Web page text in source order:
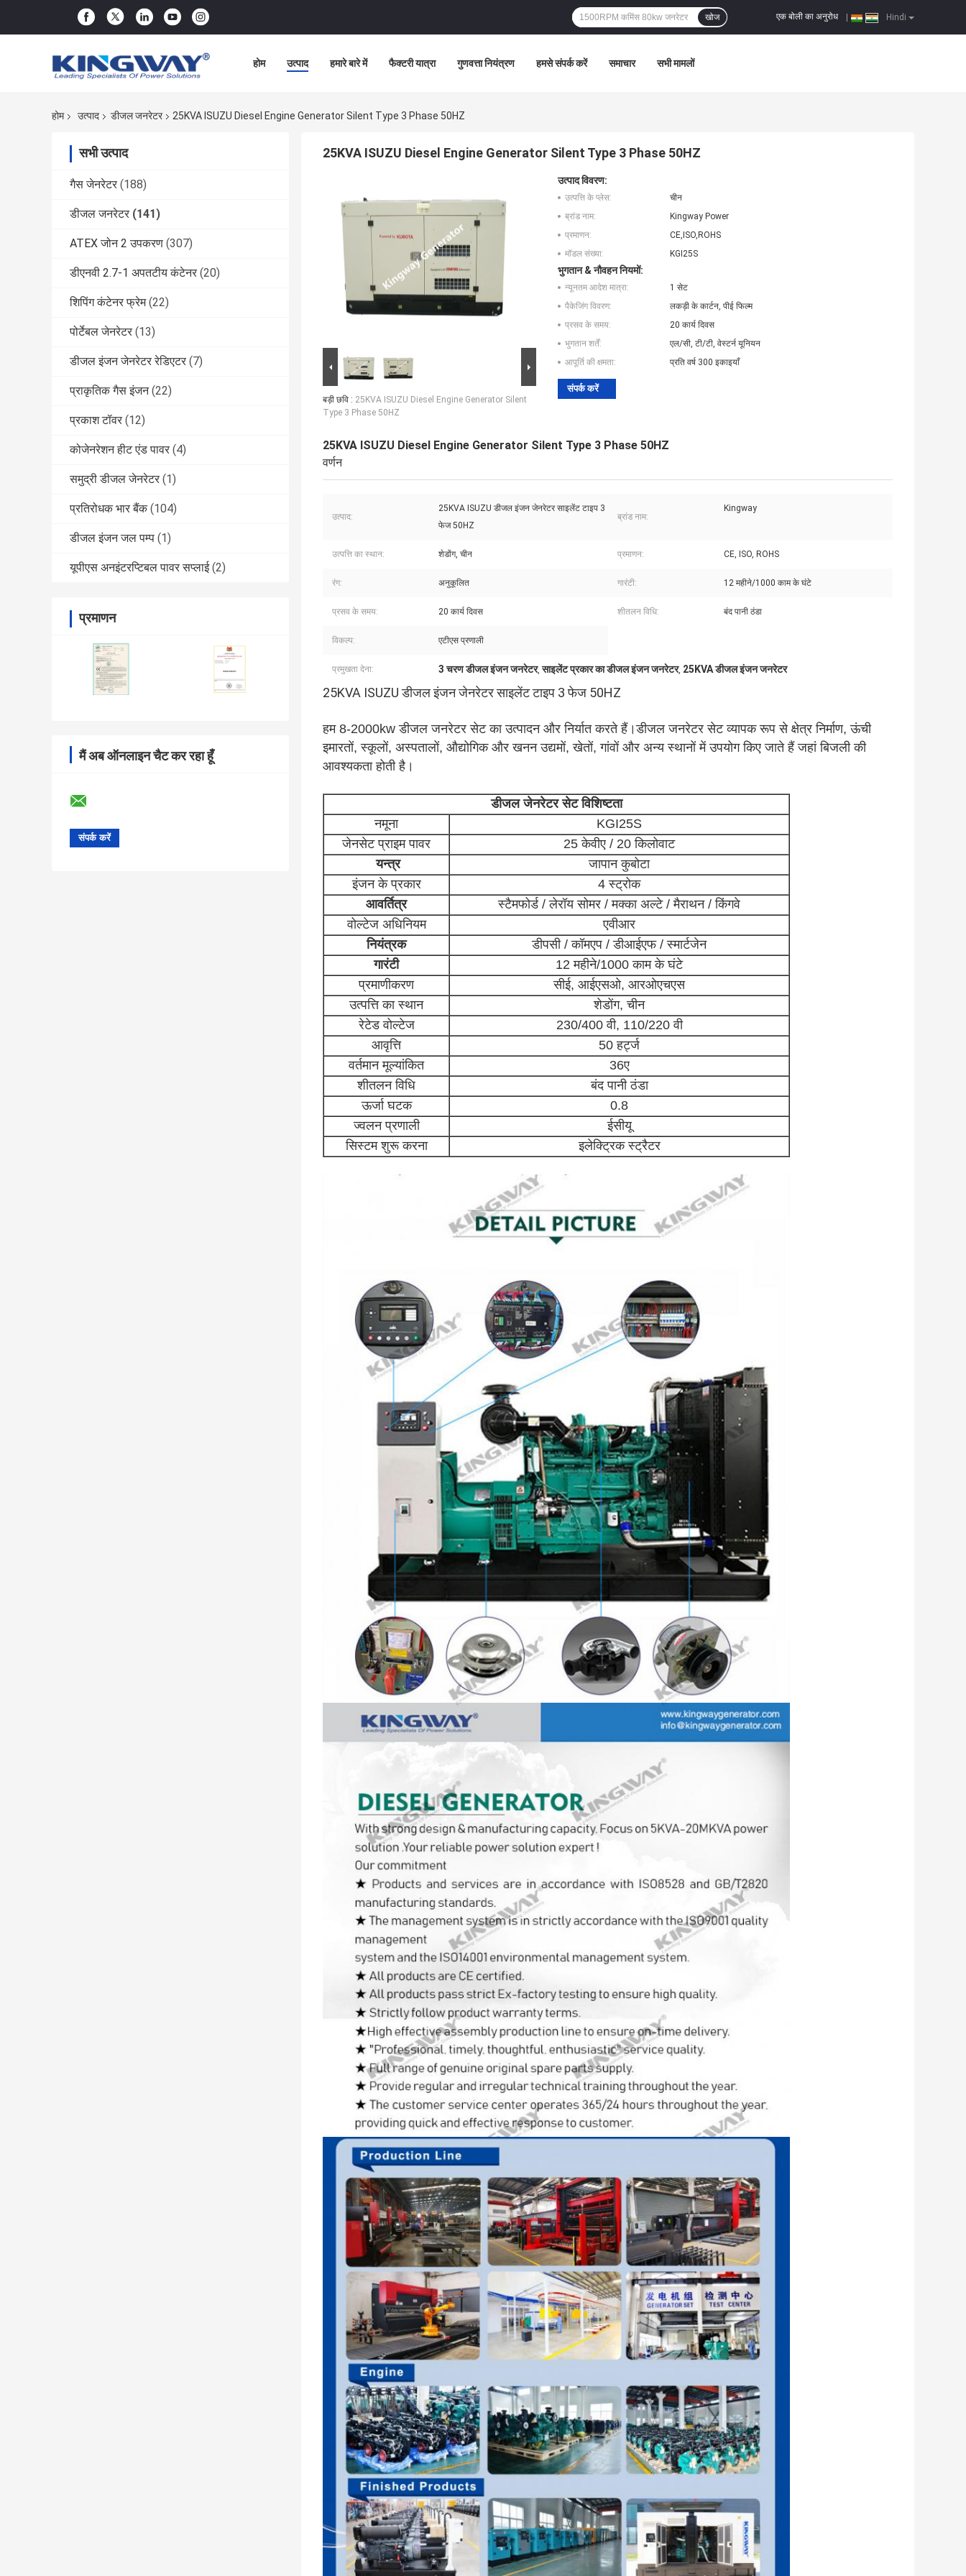
Hindi
एक बोली का अनुरोध
खोज
होम उत्पाद हमारे बारे में फैक्टरी यात्रा गुणवत्ता नियंत्रण हमसे संपर्क करें समाचार सभी मामलों
होम उत्पाद डीजल जनरेटर 25KVA ISUZU Diesel Engine Generator Silent Type 3 Phase 50HZ
सभी उत्पाद
गैस जेनरेटर (188)
डीजल जनरेटर (141)
ATEX जोन 2 उपकरण (307)
डीएनवी 2.7-1 अपतटीय कंटेनर (20)
शिपिंग कंटेनर फ्रेम (22)
पोर्टेबल जेनरेटर (13)
डीजल इंजन जेनरेटर रेडिएटर (7)
प्राकृतिक गैस इंजन (22)
प्रकाश टॉवर (12)
कोजेनरेशन हीट एंड पावर (4)
समुद्री डीजल जेनरेटर (1)
प्रतिरोधक भार बैंक (104)
डीजल इंजन जल पम्प (1)
यूपीएस अनइंटरप्टिबल पावर सप्लाई (2)
प्रमाणन
मैं अब ऑनलाइन चैट कर रहा हूँ
25KVA ISUZU Diesel Engine Generator Silent Type 3 Phase 50HZ
बड़ी छवि : 25KVA ISUZU Diesel Engine Generator Silent
Type 3 Phase 50HZ
उत्पाद विवरण:
उत्पत्ति के प्लेस:
चीन
ब्रांड नाम:
Kingway Power
प्रमाणन:
CE,ISO,ROHS
मॉडल संख्या:
KGI25S
भुगतान & नौवहन नियमों:
न्यूनतम आदेश मात्रा:
1 सेट
पैकेजिंग विवरण:
लकड़ी के कार्टन, पीई फिल्म
प्रसव के समय:
20 कार्य दिवस
भुगतान शर्तें:
एल/सी, टी/टी, वेस्टर्न यूनियन
आपूर्ति की क्षमता:
प्रति वर्ष 300 इकाइयाँ
संपर्क करें
25KVA ISUZU Diesel Engine Generator Silent Type 3 Phase 50HZ
वर्णन
उत्पाद:
25KVA ISUZU डीजल इंजन जेनरेटर साइलेंट टाइप 3
फेज 50HZ
ब्रांड नाम:
Kingway
उत्पत्ति का स्थान: शेडोंग, चीन प्रमाणन: CE, ISO, ROHS
रंग: अनुकूलित गारंटी: 12 महीने/1000 काम के घंटे
प्रसव के समय: 20 कार्य दिवस शीतलन विधि: बंद पानी ठंडा
विकल्प: एटीएस प्रणाली
प्रमुखता देना: 3 चरण डीजल इंजन जनरेटर,साइलेंट प्रकार का डीजल इंजन जनरेटर, 25KVA डीजल इंजन जनरेटर
25KVA ISUZU डीजल इंजन जेनरेटर साइलेंट टाइप 3 फेज 50HZ
हम 8-2000kw डीजल जनरेटर सेट का उत्पादन और निर्यात करते हैं।डीजल जनरेटर सेट व्यापक रूप से क्षेत्र निर्माण, ऊंची
इमारतों, स्कूलों, अस्पतालों, औद्योगिक और खनन उद्यमों, खेतों, गांवों और अन्य स्थानों में उपयोग किए जाते हैं जहां बिजली की
आवश्यकता होती है।
डीजल जेनरेटर सेट विशिष्टता
नमूना
KGI25S
जेनसेट प्राइम पावर
25 केवीए / 20 किलोवाट
यन्त्र
जापान कुबोटा
इंजन के प्रकार
4 स्ट्रोक
आवर्तित्र
स्टैमफोर्ड / लेरॉय सोमर / मक्का अल्टे / मैराथन / किंगवे
वोल्टेज अधिनियम
एवीआर
नियंत्रक
डीपसी / कॉमएप / डीआईएफ / स्मार्टजेन
गारंटी
12 महीने/1000 काम के घंटे
प्रमाणीकरण
सीई, आईएसओ, आरओएचएस
उत्पत्ति का स्थान
शेडोंग, चीन
रेटेड वोल्टेज
230/400 वी, 110/220 वी
आवृत्ति
50 हर्ट्ज
वर्तमान मूल्यांकित
36ए
शीतलन विधि
बंद पानी ठंडा
ऊर्जा घटक
0.8
ज्वलन प्रणाली
ईसीयू
सिस्टम शुरू करना
इलेक्ट्रिक स्ट्रैटर